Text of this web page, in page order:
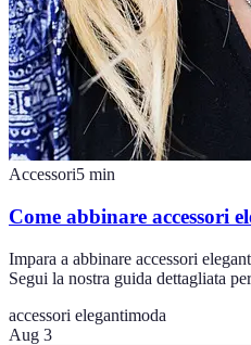
Accessori5 min
Come abbinare accessori
Impara a abbinare accessori
Segui la nostra guida dettagliata
accessori elegantimoda
Aug 3